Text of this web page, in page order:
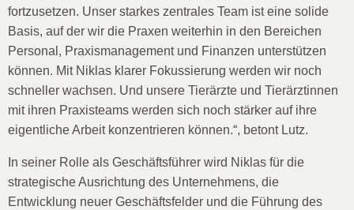
fortzusetzen. Unser starkes zentrales Team ist eine solide
Basis, auf der wir die Praxen weiterhin in den Bereichen
Personal, Praxismanagement und Finanzen unterstützen
können. Mit Niklas klarer Fokussierung werden wir noch
schneller wachsen. Und unsere Tierärzte und Tierärztinnen
mit ihren Praxisteams werden sich noch stärker auf ihre
eigentliche Arbeit konzentrieren können.“, betont Lutz.
In seiner Rolle als Geschäftsführer wird Niklas für die
strategische Ausrichtung des Unternehmens, die
Entwicklung neuer Geschäftsfelder und die Führung des